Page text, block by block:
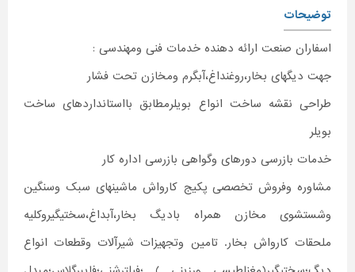
توضیحات
اسفاران صنعت ارائه دهنده خدمات فنی ومهندسی :
جهت دیگهای بخار،روغنداغ،آبگرم ومخازن تحت فشار
طراحی نقشه ساخت انواع بویلرمطابق بااستانداردهای ساخت
بویلر
خدمات بازرسی دورهای وگواهی بازرسی اداره کار
مشاوره وفروش تخصصی پکیج کارواش ماشینهای سبک وسنگین
وشستشوی مخازن همراه بادیگ بخار،آبداغ،سختیگیروکلیه
ملحقات کارواش بخار. تامین وتجهیزات شیرآلات وقطعات انواع